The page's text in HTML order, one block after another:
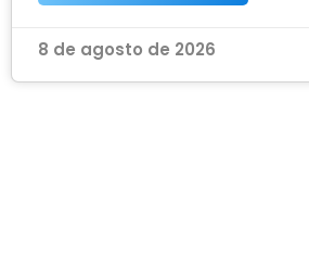
8 de agosto de 2026